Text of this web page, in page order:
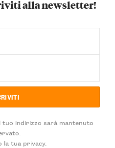
alla newsletter!
tuo indirizzo sarà mantenuto
la tua privacy.